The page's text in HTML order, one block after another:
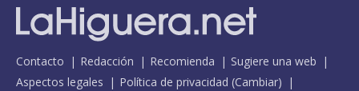
Contacto Redacción Recomienda
Sugiere una web
Aspectos legales
Política de privacidad (Cambiar)